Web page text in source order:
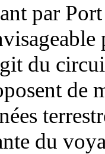
par
du
de
du